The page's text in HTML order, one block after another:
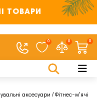
ТОВАРИ
0 0 0
аксесуари Фітнес-м'ячі